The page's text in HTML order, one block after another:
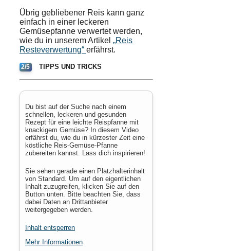
Übrig gebliebener Reis kann ganz
einfach in einer leckeren
Gemüsepfanne verwertet werden,
wie du in unserem Artikel „Reis
Resteverwertung“ erfährst.
2/5 TIPPS UND TRICKS
Du bist auf der Suche nach einem
schnellen, leckeren und gesunden
Rezept für eine leichte Reispfanne mit
knackigem Gemüse? In diesem Video
erfährst du, wie du in kürzester Zeit eine
köstliche Reis-Gemüse-Pfanne
zubereiten kannst. Lass dich inspirieren!
Sie sehen gerade einen Platzhalterinhalt
von Standard . Um auf den eigentlichen
Inhalt zuzugreifen, klicken Sie auf den
Button unten. Bitte beachten Sie, dass
dabei Daten an Drittanbieter
weitergegeben werden.
Inhalt entsperren
Mehr Informationen